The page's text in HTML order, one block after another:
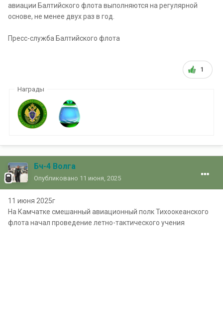
авиации Балтийского флота выполняются на регулярной
основе, не менее двух раз в год.
Пресс-служба Балтийского флота
1
Награды
Бч-4 Волга
Опубликовано 11 июня, 2025
11 июня 2025г
На Камчатке смешанный авиационный полк Тихоокеанского
флота начал проведение летно-тактического учения